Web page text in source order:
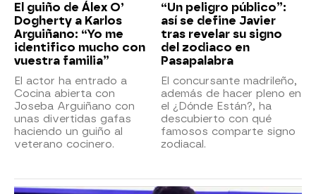
El guiño de Álex O’
Dogherty a Karlos
Arguiñano: “Yo me
identifico mucho con
vuestra familia”
El actor ha entrado a
Cocina abierta con
Joseba Arguiñano con
unas divertidas gafas
haciendo un guiño al
veterano cocinero.
“Un peligro público”:
así se define Javier
tras revelar su signo
del zodiaco en
Pasapalabra
El concursante madrileño,
además de hacer pleno en
el ¿Dónde Están?, ha
descubierto con qué
famosos comparte signo
zodiacal.